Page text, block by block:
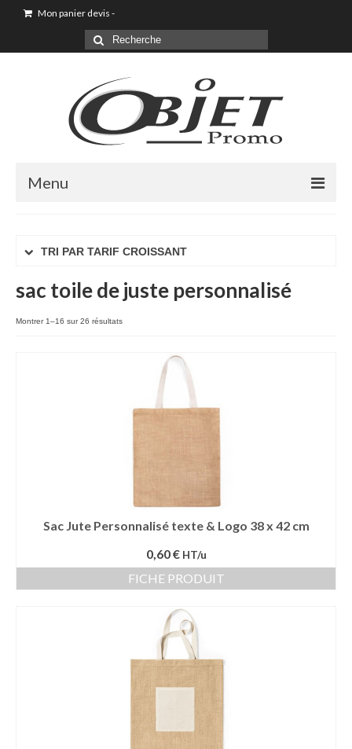
Mon panier devis -
Menu
Sac shopping
Sacoche
Sac à dos
TRI PAR TARIF CROISSANT
sac toile de juste personnalisé
Montrer 1–16 sur 26 résultats
Sac Jute Personnalisé texte & Logo 38 x 42 cm
0,60 € HT/u
FICHE PRODUIT